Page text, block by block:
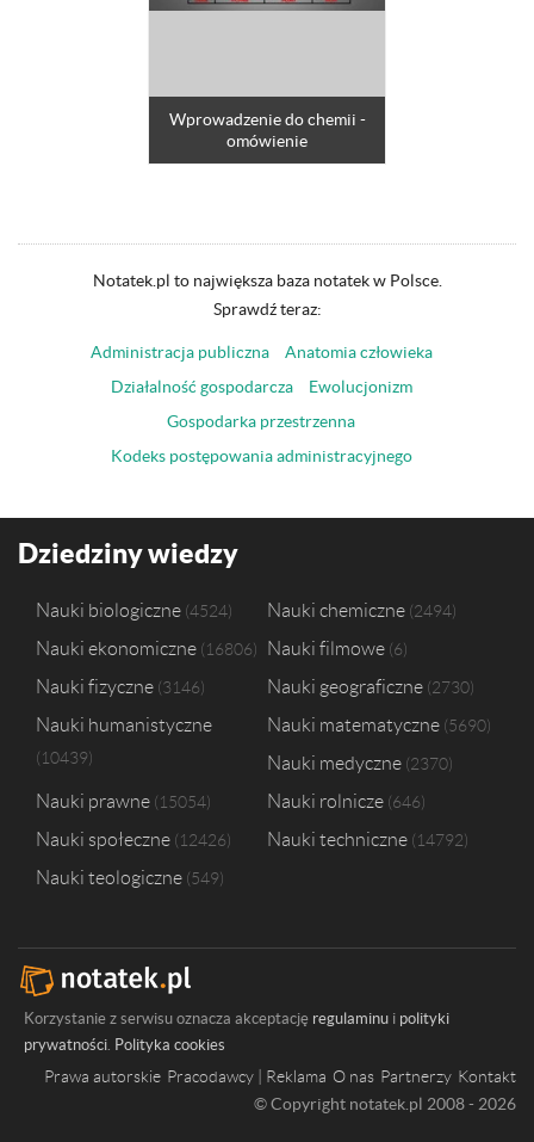
Wprowadzenie do chemii -
omówienie
Notatek.pl to największa baza notatek w Polsce.
Sprawdź teraz:
Administracja publiczna
Anatomia człowieka
Działalność gospodarcza
Ewolucjonizm
Gospodarka przestrzenna
Kodeks postępowania administracyjnego
Dziedziny wiedzy
Nauki biologiczne 4524 Nauki chemiczne 2494
Nauki ekonomiczne 16806 Nauki filmowe 6
Nauki fizyczne 3146 Nauki geograficzne 2730
Nauki humanistyczne
10439
Nauki matematyczne 5690
Nauki medyczne 2370
Nauki prawne 15054 Nauki rolnicze 646
Nauki społeczne 12426 Nauki techniczne 14792
Nauki teologiczne 549
Korzystanie z serwisu oznacza akceptację regulaminu i polityki
prywatności Polityka cookies
Prawa autorskie Pracodawcy | Reklama O nas Partnerzy Kontakt
© Copyright notatek.pl 2008 - 2026